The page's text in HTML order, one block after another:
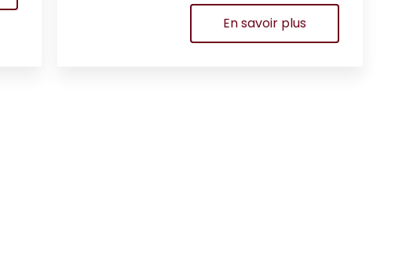
En savoir plus